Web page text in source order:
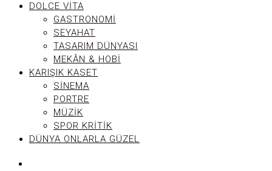
DOLCE VITA
GASTRONOMI
SEYAHAT
TASARIM DÜNYASI
MEKÂN & HOBI
KARIŞIK KASET
SINEMA
PORTRE
MÜZIK
SPOR KRITIK
DÜNYA ONLARLA GÜZEL